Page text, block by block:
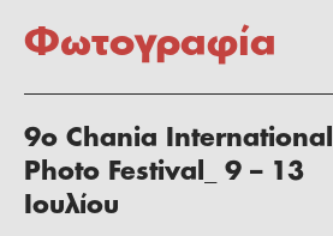
Φωτογραφία
9ο Chania International
Photo Festival_ 9 – 13
Ιουλίου